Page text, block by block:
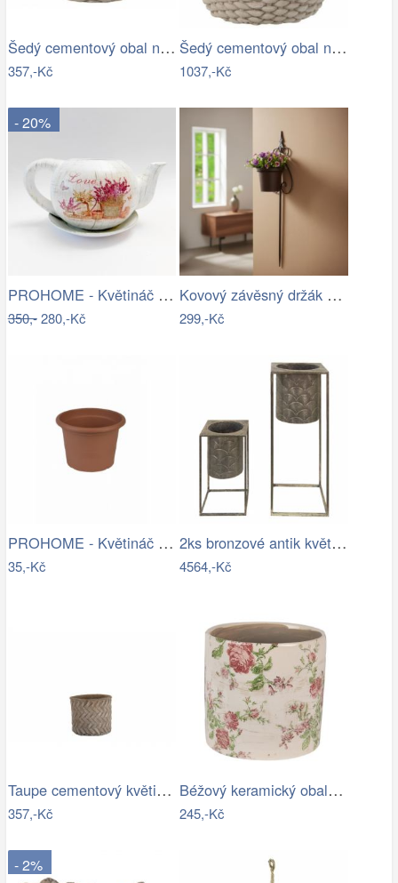
Šedý cementový obal na květináč ve…
357,-Kč
Šedý cementový obal na květináč ve…
1037,-Kč
- 20%
PROHOME - Květináč čajník Levandule
350,-280,-Kč
Kovový závěsný držák na květináč
299,-Kč
PROHOME - Květináč CAMPANULA 17 terakota
35,-Kč
2ks bronzové antik květináče na nohou…
4564,-Kč
Taupe cementový květináč - design…
357,-Kč
Béžový keramický obal na květináč s…
245,-Kč
- 2%